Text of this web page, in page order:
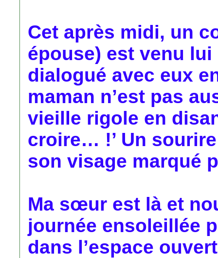
Cet après midi, un
épouse) est venu
dialogué avec eux
maman n’est pas
vieille rigole en
croire… !’ Un
son visage marqué
Ma sœur est là et
journée ensoleillée
dans l’espace